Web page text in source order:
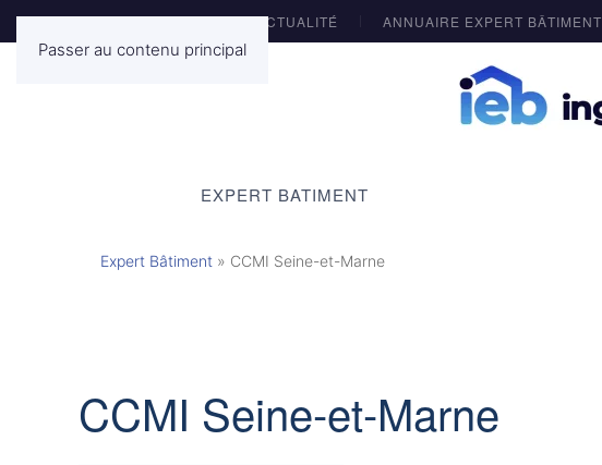
Passer au contenu principal
ACTUALITÉ ANNUAIRE EXPERT BÂTIMENT
EXPERT BATIMENT
Expert Bâtiment » CCMI Seine-et-Marne
CCMI Seine-et-Marne